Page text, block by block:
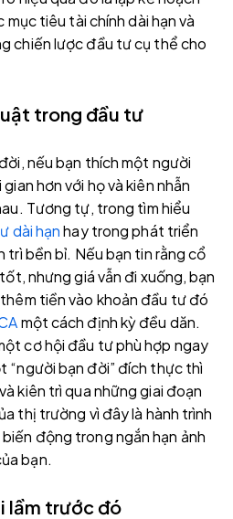
mục tiêu tài chính dài hạn và
chiến lược đầu tư cụ thể cho
trong đầu tư
nếu bạn thích một người
hơn với họ và kiên nhẫn
Tương tự, trong tìm hiểu
dài hạnhay trong phát triển
trì bền bỉ. Nếu bạn tin rằng cổ
nhưng giá vẫn đi xuống, bạn
tiền vào khoản đầu tư đó
một cách định kỳ đều dăn.
cơ hội đầu tư phù hợp ngay
“người bạn đời” đích thực thì
kiên trì qua những giai đoạn
thị trường vì đây là hành trình
động trong ngắn hạn ảnh
bạn.
lầm trước đó